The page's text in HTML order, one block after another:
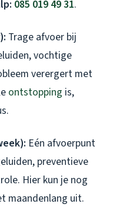
085 019 49 31.
Trage afvoer bij
vochtige
verergert met
ontstopping is,
Eén afvoerpunt
preventieve
Hier kun je nog
maandenlang uit.